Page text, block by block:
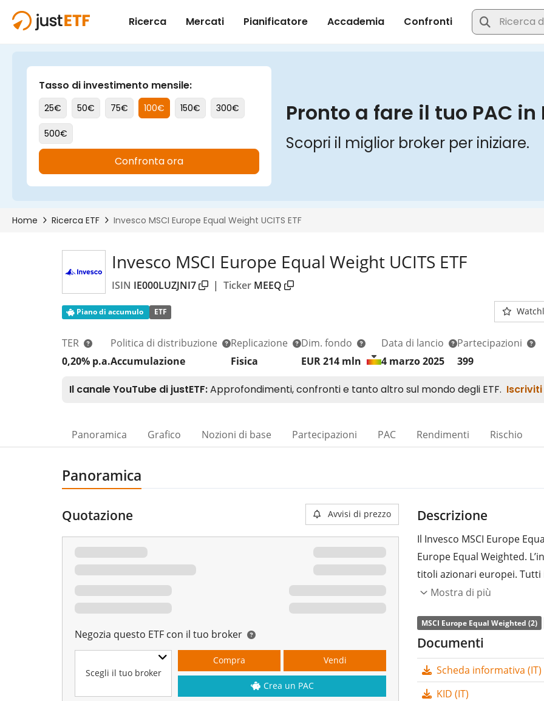
Invesco MSCI Europe Equal Weight UCITS ETF
ISIN IE000LUZJNI7 | Ticker MEEQ
Piano di accumulo ETF
TER
0,20% p.a.
Politica di distribuzione
Accumulazione
Replicazione
Fisica
Dim. fondo
EUR 214 mln
Data di lancio
4 marzo 2025
Partecipazioni
399
Panoramica Grafico Nozioni di base Partecipazioni PAC Rendimenti Rischio
Panoramica
Quotazione Avvisi di prezzo
Negozia questo ETF con il tuo broker
Scegli il tuo broker
Compra Vendi
Crea un PAC
Descrizione
Il Invesco MSCI Europe
Europe Equal Weighted.
titoli azionari europei.
spesa
Invesco MSCI Europe Equal
grande che replica l'indice
(acquistando tutti i
accumulati
Mostra di più
MSCI Europe Equal Weighted (2)
Documenti
Scheda informativa (IT)
KID (IT)